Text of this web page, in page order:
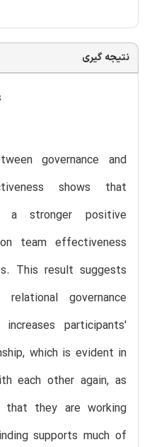
نتیجه گیری
governance and
shows that
a stronger positive
team effectiveness
This result suggests
governance
participants'
which is evident in
each other again, as
they are working
supports much of